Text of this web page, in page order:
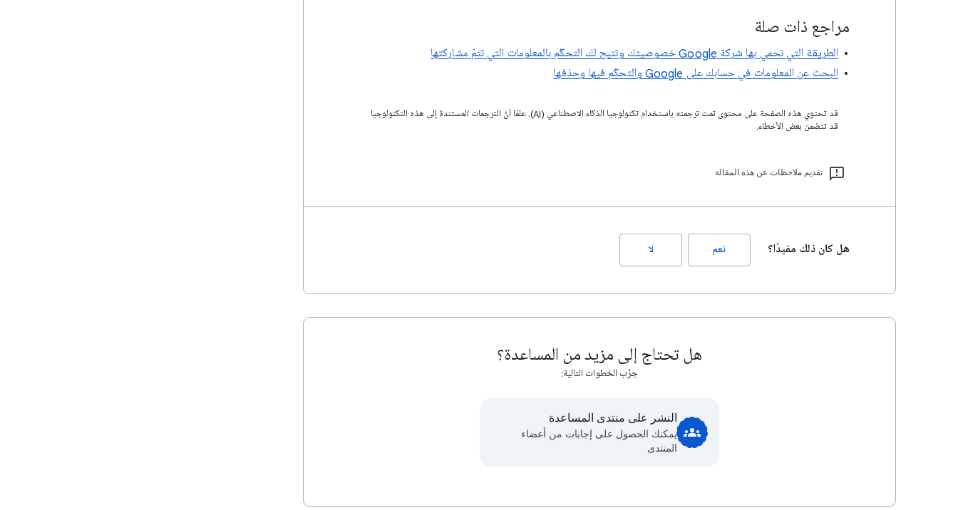
مراجع ذات صلة
الطريقة التي تحمي بها شركة Google خصوصيتك وتتيح لك التحكّم بالمعلومات التي تتمّ مشاركتها
البحث عن المعلومات في حسابك على Google والتحكّم فيها وحذفها
قد تحتوي هذه الصفحة على محتوى تمت ترجمته باستخدام تكنولوجيا الذكاء الاصطناعي (AI). علمًا أنّ الترجمات المستندة إلى هذه التكنولوجيا
قد تتضمن بعض الأخطاء.
تقديم ملاحظات عن هذه المقالة
هل كان ذلك مفيدًا؟ نعم لا
هل تحتاج إلى مزيد من المساعدة؟
جرِّب الخطوات التالية:
النشر على منتدى المساعدة
يمكنك الحصول على إجابات من أعضاء
المنتدى